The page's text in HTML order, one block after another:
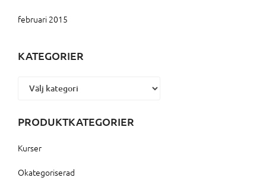
februari 2015
KATEGORIER
Kategorier
PRODUKTKATEGORIER
Kurser
Okategoriserad